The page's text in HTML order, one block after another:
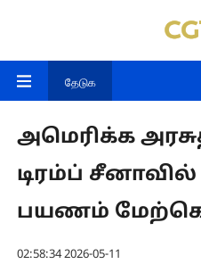
தேடுக
அமெரிக்க
டிரம்ப்
பயணம்
02:58:34 2026-05-11